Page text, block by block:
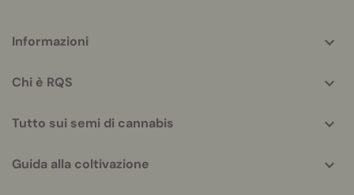
helpful
Informazioni
Chi è RQS
Tutto sui semi di cannabis
Guida alla coltivazione